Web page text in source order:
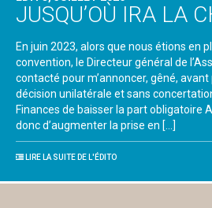
JUSQU’OÙ IRA LA
En juin 2023, alors que nous étions en
convention, le Directeur général de
contacté pour m’annoncer, gêné,
décision unilatérale et sans
Finances de baisser la part obligatoire
donc d’augmenter la prise en […]
LIRE LA SUITE DE L'ÉDITO